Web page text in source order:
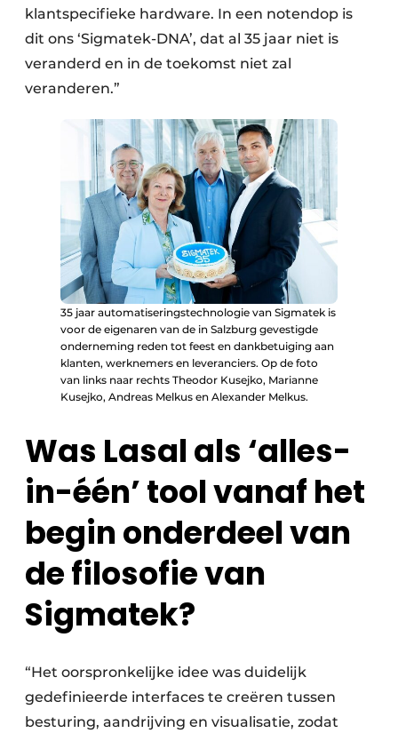
klantspecifieke hardware. In een notendop is
dit ons ‘Sigmatek-DNA’, dat al 35 jaar niet is
veranderd en in de toekomst niet zal
veranderen.”
35 jaar automatiseringstechnologie van Sigmatek is
voor de eigenaren van de in Salzburg gevestigde
onderneming reden tot feest en dankbetuiging aan
klanten, werknemers en leveranciers. Op de foto
van links naar rechts Theodor Kusejko, Marianne
Kusejko, Andreas Melkus en Alexander Melkus.
Was Lasal als ‘alles-
in-één’ tool vanaf het
begin onderdeel van
de filosofie van
Sigmatek?
“Het oorspronkelijke idee was duidelijk
gedefinieerde interfaces te creëren tussen
besturing, aandrijving en visualisatie, zodat